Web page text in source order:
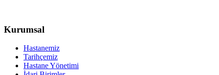
Kurumsal
Hastanemiz
Tarihçemiz
Hastane Yönetimi